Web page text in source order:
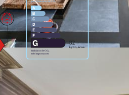
énergétique excessive.